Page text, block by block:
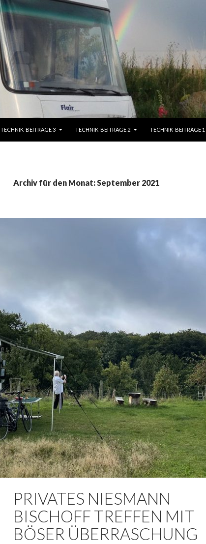
TECHNIK-BEITRÄGE 3 TECHNIK-BEITRÄGE 2 TECHNIK-BEITRÄGE 1
Archiv für den Monat: September 2021
PRIVATES NIESMANN
BISCHOFF TREFFEN MIT
BÖSER ÜBERRASCHUNG